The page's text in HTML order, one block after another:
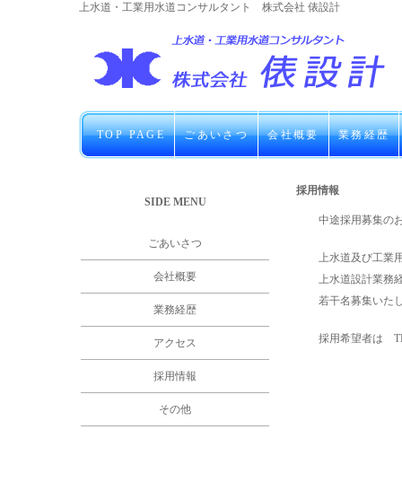
上水道・工業用水道コンサルタント 株式会社 俵設計
TOP PAGE ごあいさつ 会社概要 業務経歴
採用情報
中途採用募集の
上水道及び工業
上水道設計業務
若干名募集いた
採用希望者は
SIDE MENU
ごあいさつ
会社概要
業務経歴
アクセス
採用情報
その他